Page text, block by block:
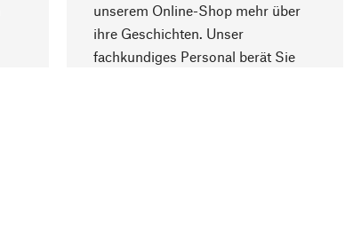
unserem Online-Shop mehr über
ihre Geschichten. Unser
fachkundiges Personal berät Sie